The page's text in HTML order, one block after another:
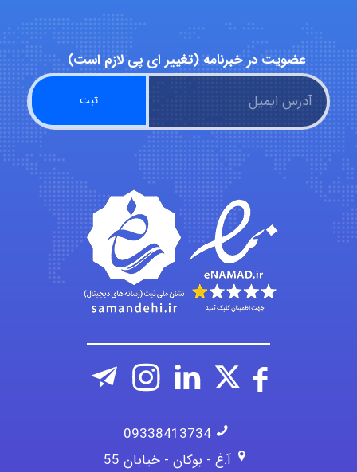
Jafar Tym
aghajari vahid
Poubakhtiari
Alirez0990
عضویت در خبرنامه (تغییر ای پی لازم است)
09338413734
آ.غ - بوکان - خیابان 55